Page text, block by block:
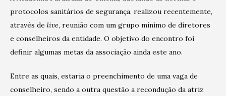
protocolos sanitários de segurança, realizou recentemente,
através de live, reunião com um grupo mínimo de diretores
e conselheiros da entidade. O objetivo do encontro foi
definir algumas metas da associação ainda este ano.
Entre as quais, estaria o preenchimento de uma vaga de
conselheiro, sendo a outra questão a recondução da atriz